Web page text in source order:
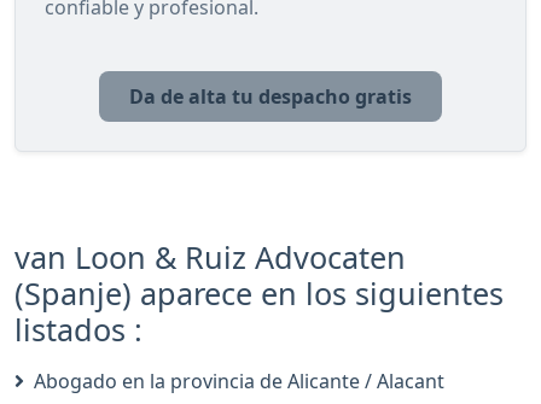
confiable y profesional.
Da de alta tu despacho gratis
van Loon & Ruiz Advocaten
(Spanje) aparece en los siguientes
listados :
Abogado en la provincia de Alicante / Alacant